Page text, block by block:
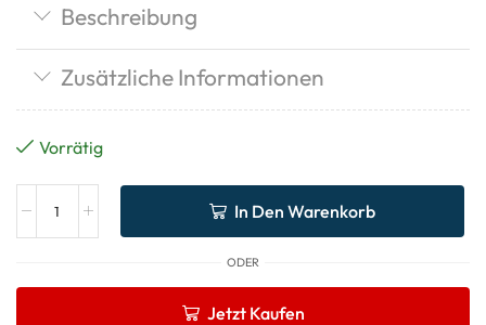
Beschreibung
Zusätzliche Informationen
Vorrätig
In Den Warenkorb
ODER
Jetzt Kaufen